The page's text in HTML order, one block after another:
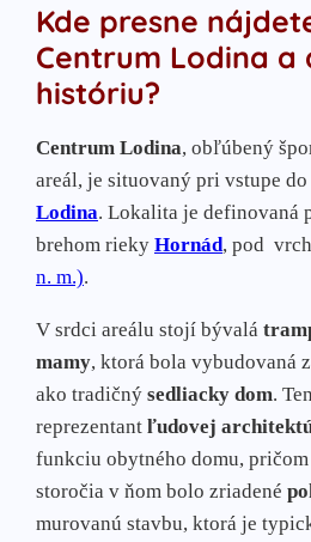
Kde presne
Centrum Lodina a
históriu?
Centrum Lodina, obľúbený
areál, je situovaný pri vstupe
Lodina. Lokalita je definovaná
brehom rieky Hornád, pod
n. m.).
V srdci areálu stojí bývalá
mamy, ktorá bola vybudovaná
ako tradičný sedliacky dom.
reprezentant ľudovej
funkciu obytného domu,
storočia v ňom bolo zriadené
murovanú stavbu, ktorá je